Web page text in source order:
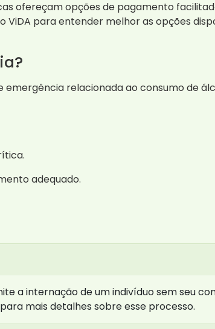
ofereçam opções de pagamento
para entender melhor as opções
relacionada ao consumo de
adequado.
a internação de um indivíduo sem seu
mais detalhes sobre esse processo.